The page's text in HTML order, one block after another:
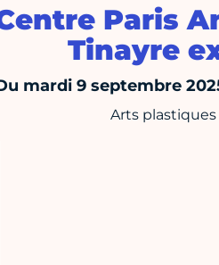
Paris
Tinayre
mardi 9 septembre
Arts plastiques